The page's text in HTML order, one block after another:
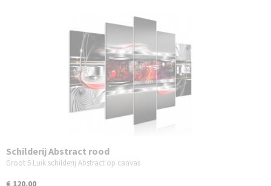
Schilderij Abstract rood
Groot 5 Luik schilderij Abstract op canvas
€ 120,00